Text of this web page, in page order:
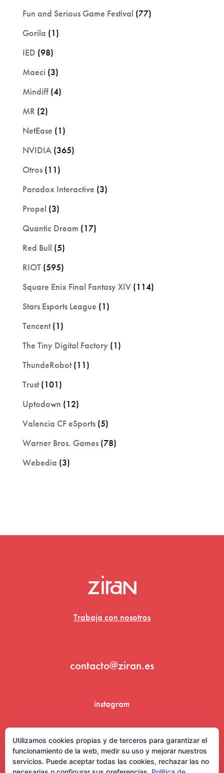
Fun and Serious Game Festival (77)
Gorila (1)
IED (98)
Maeci (3)
Mindiff(4)
MR (2)
NetEase (1)
NVIDIA(365)
Otros(11)
Paradox Interactive (3)
Propel (3)
Quantic Dream (17)
Red Bull (5)
RIOT(595)
Square Enix Final Fantasy XIV(114)
Stars Esports League (1)
Tencent(1)
The Tiny Digital Factory(1)
ThundeRobot(11)
Trust(101)
Uptodown (12)
Valencia CF eSports(5)
Warner Bros. Games(78)
Webedia (3)
Trabaja con nosotros
contacto@ziran.es
instagram
Utilizamos cookies propias y de terceros para garantizar el
funcionamiento de la web, medir su uso y mejorar nuestros
servicios. Puede aceptar todas las cookies, rechazar las no